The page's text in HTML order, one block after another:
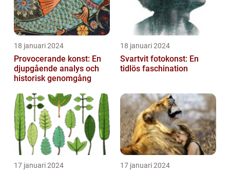
18 januari 2024
Provocerande konst: En
djupgående analys och
historisk genomgång
18 januari 2024
Svartvit fotokonst: En
tidlös faschination
17 januari 2024 17 januari 2024